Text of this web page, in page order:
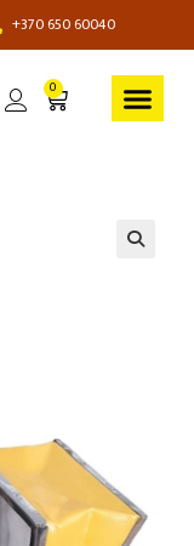
+370 650 60040
0